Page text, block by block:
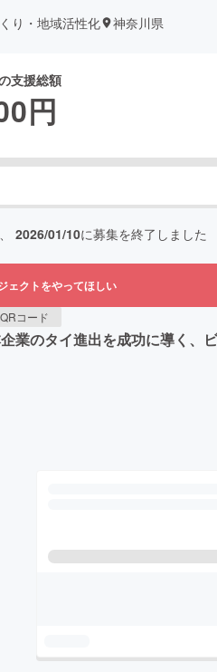
り・地域活性化 神奈川県
支援総額
円
2026/01/10に募集を終了しました
ェクトをやってほしい
QRコード
のタイ進出を成功に導く、